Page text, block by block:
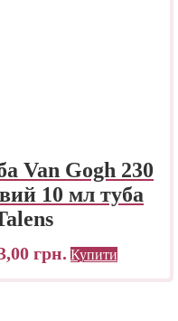
Van Gogh 230
10 мл туба
грн. Купити